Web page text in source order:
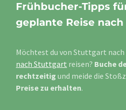
Frühbucher-Tipps
geplante Reise nach
Möchtest du von Stuttgart nach
nach Stuttgart reisen? Buche
rechtzeitig und meide die
Preise zu erhalten.